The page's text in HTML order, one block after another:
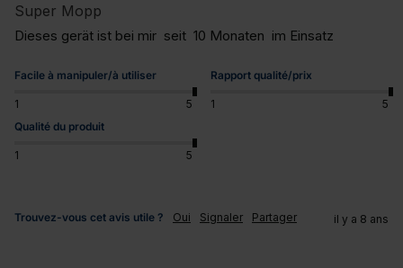
Super Mopp
Dieses gerät ist bei mir  seit  10 Monaten  im Einsatz
Facile à manipuler/à utiliser
1 5
Rapport qualité/prix
1
5
Qualité du produit
1 5
Trouvez-vous cet avis utile ? Oui Signaler Partager il y a 8 ans